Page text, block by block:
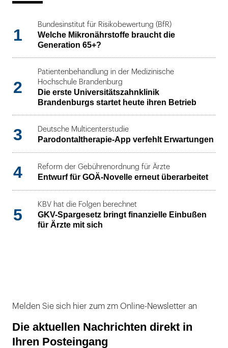
1
Bundesinstitut für Risikobewertung (BfR)
Welche Mikronährstoffe braucht die
Generation 65+?
2
Patientenbehandlung in der Medizinische
Hochschule Brandenburg
Die erste Universitätszahnklinik
Brandenburgs startet heute ihren Betrieb
3 Deutsche Multicenterstudie
Parodontaltherapie-App verfehlt Erwartungen
4 Reform der Gebührenordnung für Ärzte
Entwurf für GOÄ-Novelle erneut überarbeitet
5
KBV hat die Folgen berechnet
GKV-Spargesetz bringt finanzielle Einbußen
für Ärzte mit sich
Melden Sie sich hier zum zm Online-Newsletter an
Die aktuellen Nachrichten direkt in
Ihren Posteingang